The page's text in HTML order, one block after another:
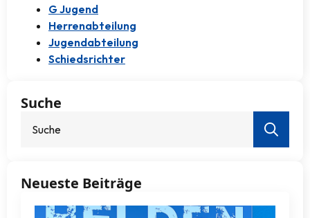
G Jugend
Herrenabteilung
Jugendabteilung
Schiedsrichter
Suche
Neueste Beiträge